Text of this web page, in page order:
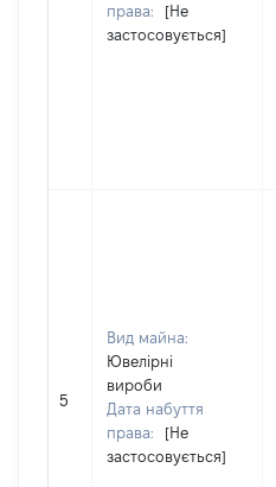
права:
[Не
застосовується]
5
Вид майна:
Ювелірні
вироби
Дата набуття
права:
[Не
застосовується]